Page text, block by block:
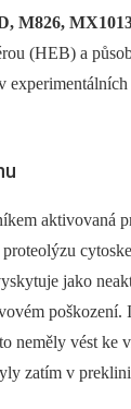
M826,
(HEB) a
aktivovaná
jako
poškození.
neměly vést ke
zatím v